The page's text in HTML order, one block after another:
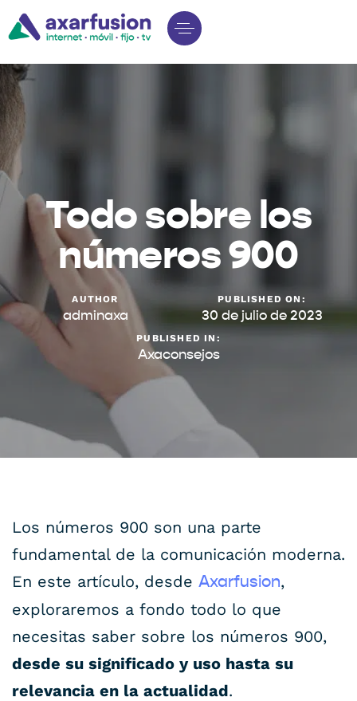
Todo sobre los
números 900
AUTHOR
adminaxa
PUBLISHED ON:
30 de julio de 2023
PUBLISHED IN:
Axaconsejos
Los números 900 son una parte
fundamental de la comunicación moderna.
En este artículo, desde Axarfusion,
exploraremos a fondo todo lo que
necesitas saber sobre los números 900,
desde su significado y uso hasta su
relevancia en la actualidad.